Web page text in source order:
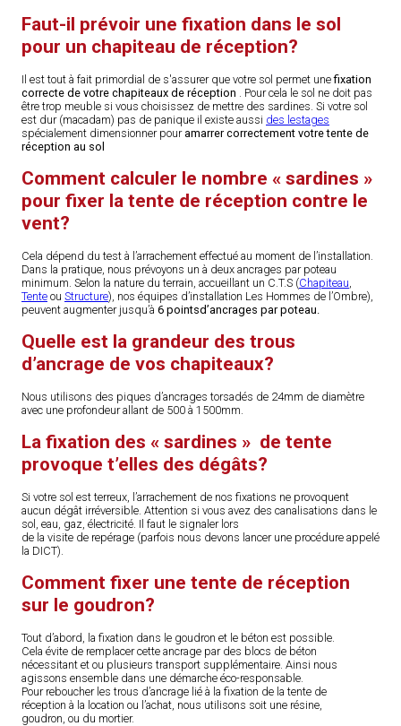
Faut-il prévoir une fixation dans le sol
pour un chapiteau de réception?
Il est tout à fait primordial de s'assurer que votre sol permet unefixation
correcte de votre chapiteaux de réception . Pour cela le sol ne doit pas
être trop meuble si vous choisissez de mettre des sardines. Si votre sol
est dur (macadam) pas de panique il existe aussi des lestages
spécialement dimensionner pouramarrer correctement votre tente de
réception au sol
Comment calculer le nombre « sardines »
pour fixer la tente de réception contre le
vent?
Cela dépend du test à l’arrachement effectué au moment de l’installation.
Dans la pratique, nous prévoyons un à deux ancrages par poteau
minimum. Selon la nature du terrain, accueillant un C.T.S (Chapiteau
Tente ou Structure), nos équipes d’installation Les Hommes de l’Ombre),
peuvent augmenter jusqu’à 6 pointsd’ancrages par poteau.
Quelle est la grandeur des trous
d’ancrage de vos chapiteaux?
Nous utilisons des piques d’ancrages torsadés de 24mm de diamètre
avec une profondeur allant de 500 à 1500mm.
La fixation des « sardines » de tente
provoque t’elles des dégâts?
Si votre sol est terreux, l’arrachement de nos fixations ne provoquent
aucun dégât irréversible. Attention si vous avez des canalisations dans le
sol, eau, gaz, électricité. Il faut le signaler lors
de la visite de repérage (parfois nous devons lancer une procédure appelé
la DICT).
Comment fixer une tente de réception
sur le goudron?
Tout d’abord, la fixation dans le goudron et le béton est possible.
Cela évite de remplacer cette ancrage par des blocs de béton
nécessitant et ou plusieurs transport supplémentaire. Ainsi nous
agissons ensemble dans une démarche éco-responsable.
Pour reboucher les trous d’ancrage lié à la fixation de la tente de
réception à la location ou l’achat, nous utilisons soit une résine,
goudron, ou du mortier.